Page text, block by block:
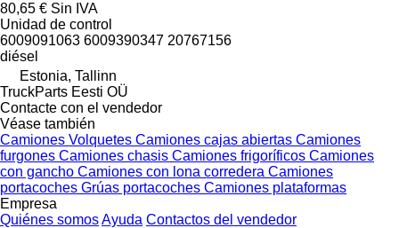
80,65 € Sin IVA
Unidad de control
6009091063 6009390347 20767156
diésel
Estonia, Tallinn
TruckParts Eesti OÜ
Contacte con el vendedor
Véase también
Camiones Volquetes Camiones cajas abiertas Camiones
furgones Camiones chasis Camiones frigoríficos Camiones
con gancho Camiones con lona corredera Camiones
portacoches Grúas portacoches Camiones plataformas
Empresa
Quiénes somosAyuda Contactos del vendedor